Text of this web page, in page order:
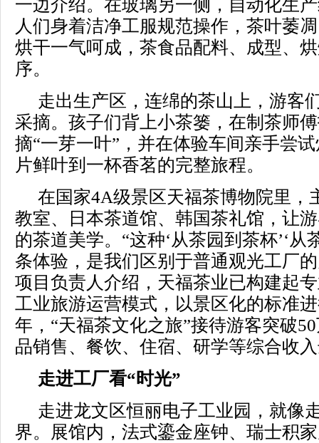
一边介绍。在玻璃另一侧，自动化生
人们身着洁净工服规范操作，茶叶萎
烘干一气呵成，茶食品配料、成型、
序。
走出生产区，连绵的茶山上，游客
采摘。孩子们背上小茶篓，在制茶师
摘“一芽一叶”，并在体验车间亲手尝
片鲜叶到一杯香茗的完整旅程。
在国家4A级景区天福茶博物院里，
教室、日本茶道馆、韩国茶礼馆，让
的茶道美学。“这种‘从茶园到茶杯’‘从
条体验，是我们区别于普通观光工厂
项目负责人介绍，天福茶业已构建起
工业旅游运营模式，以景区化的标准
年，“天福茶文化之旅”接待游客突破
品销售、餐饮、住宿、研学等综合收
走进工厂看“时光”
走进龙文区恒丽电子工业园，就像
界。展馆内，法式鎏金座钟、瑞士积